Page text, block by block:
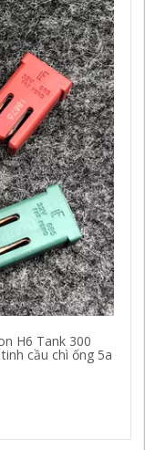
H6 Tank 300
cầu chì ống 5a